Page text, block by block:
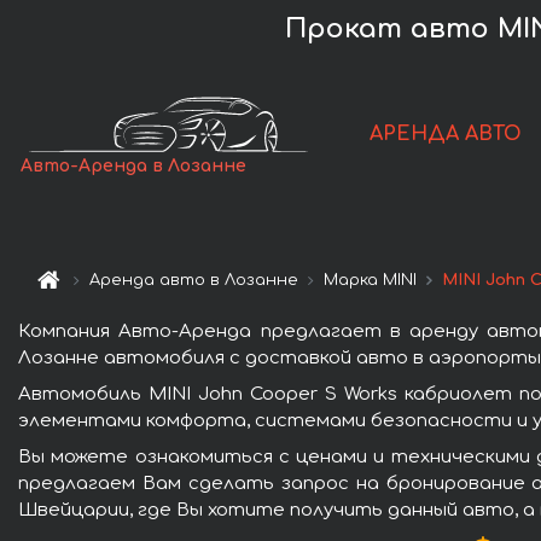
Прокат авто
Авто-Аренда в Лозанне
АРЕНДА АВТО
Аренда авто в Лозанне Марка MINI MINI John
Компания Авто-Аренда предлагает в аренду
Лозанне автомобиля с доставкой авто в аэропорты
Автомобиль MINI John Cooper S Works кабриолет
элементами комфорта, системами безопасности и
Вы можете ознакомиться с ценами и
предлагаем Вам сделать запрос на
Швейцарии, где Вы хотите получить данный авто,